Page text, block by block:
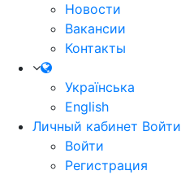
Новости
Вакансии
Контакты
Українська
English
Личный кабинет Войти
Войти
Регистрация